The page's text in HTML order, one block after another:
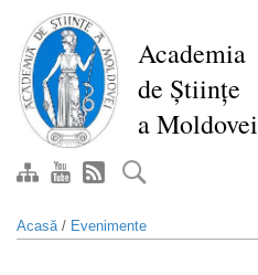
conţinutul
principal
Academia
de Științe
a Moldovei
Acasă/ Evenimente